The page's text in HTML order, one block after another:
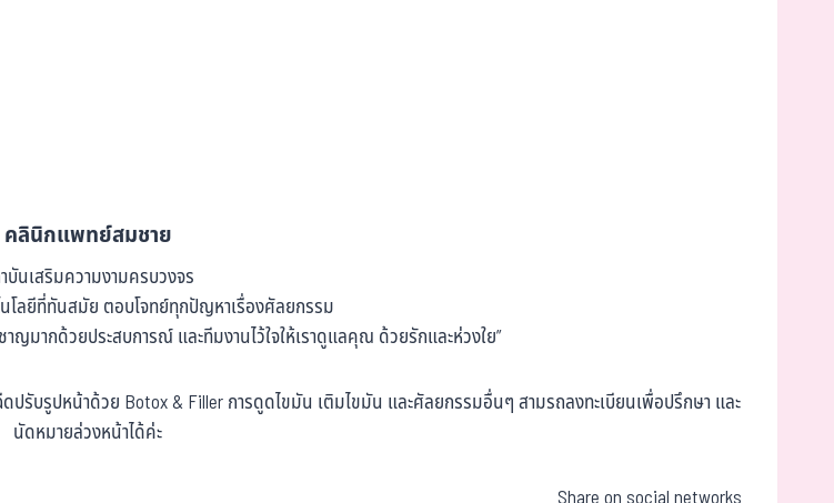
คลินิกแพทย์สมชาย
บันเสริมความงามครบวงจร
โลยีที่ทันสมัย ตอบโจทย์ทุกปัญหาเรื่องศัลยกรรม
มากด้วยประสบการณ์ และทีมงานไว้ใจให้เราดูแลคุณ ด้วยรักและห่วงใย”
รับรูปหน้าด้วย Botox & Filler การดูดไขมัน เติมไขมัน และศัลยกรรมอื่นๆ สามรถลงทะเบียนเพื่อปรึกษา และ
นัดหมายล่วงหน้าได้ค่ะ